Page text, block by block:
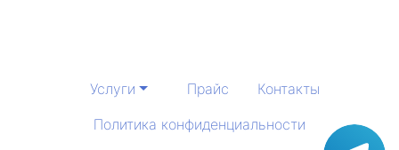
Услуги Прайс
Контакты
Политика конфиденциальности